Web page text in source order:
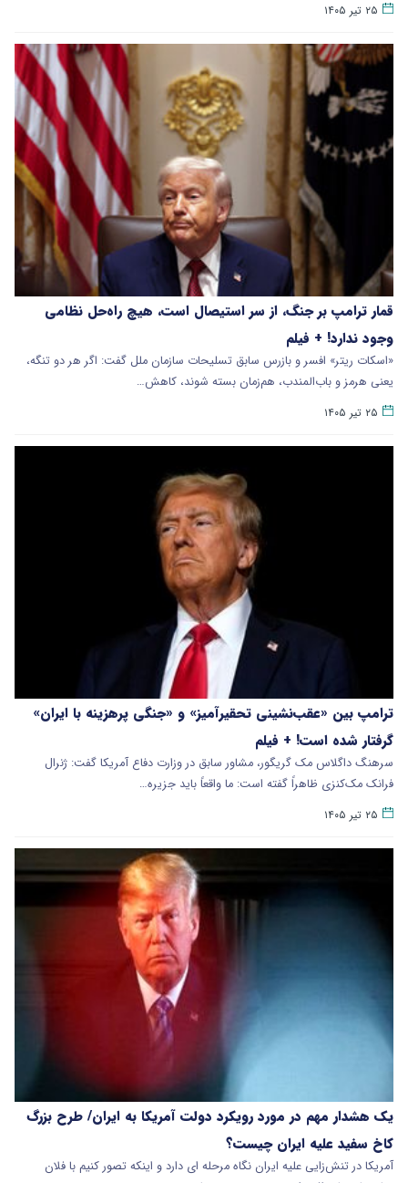
۲۵ تیر ۱۴۰۵
قمار ترامپ بر جنگ، از سر استیصال است، هیچ راه‌حل نظامی
وجود ندارد! + فیلم
«اسکات ریتر» افسر و بازرس سابق تسلیحات سازمان ملل گفت: اگر هر دو تنگه،
یعنی هرمز و باب‌المندب، هم‌زمان بسته شوند، کاهش…
۲۵ تیر ۱۴۰۵
ترامپ بین «عقب‌نشینی تحقیرآمیز» و «جنگی پرهزینه با ایران»
گرفتار شده است! + فیلم
سرهنگ داگلاس مک گریگور، مشاور سابق در وزارت دفاع آمریکا گفت: ژنرال
فرانک مک‌کنزی ظاهراً گفته است: ما واقعاً باید جزیره…
۲۵ تیر ۱۴۰۵
یک هشدار مهم در مورد رویکرد دولت آمریکا به ایران/ طرح بزرگ
کاخ سفید علیه ایران چیست؟
آمریکا در تنش‌زایی علیه ایران نگاه مرحله ای دارد و اینکه تصور کنیم با فلان